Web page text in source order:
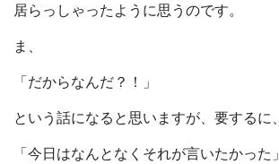
居らっしゃったように思うのです。
ま、
「だからなんだ？！」
という話になると思いますが、要するに、
「今日はなんとなくそれが言いたかった」